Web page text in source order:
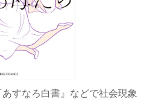
すなろ白書』などで社会現象